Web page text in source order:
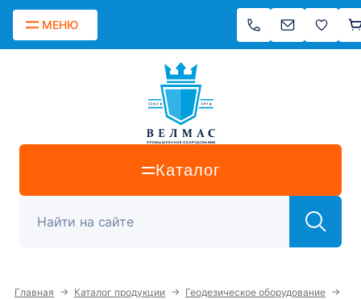
МЕНЮ
Каталог
Главная → Каталог продукции → Геодезическое оборудование →